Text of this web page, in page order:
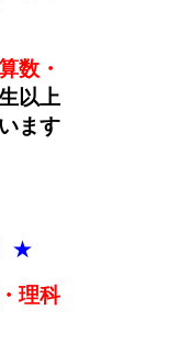
数・
以上
ます
★
理科